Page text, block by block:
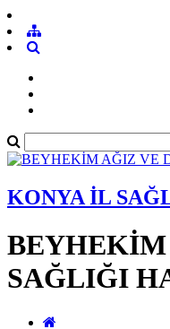
KONYA İL
BEYHEKİM
SAĞLIĞI